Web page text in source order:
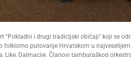
"Pokladni i drugi tradicijski običaji" koji se
folklorno putovanje Hrvatskom u
Like, Dalmacije. Članovi tamburaškog